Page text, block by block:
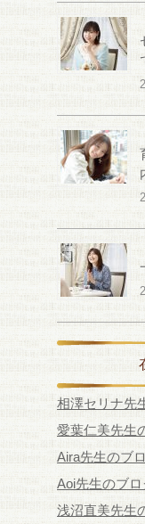
相澤セリナ先
愛葉仁美先生
Aira先生のブ
Aoi先生のブロ
浅沼直美先生